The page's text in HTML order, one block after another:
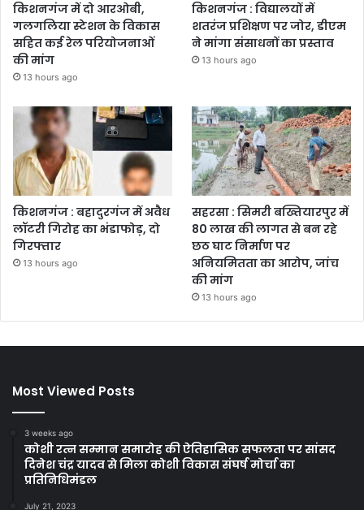
किशनगंज में दो आरओबी,
गलगलिया स्टेशन के विकास
सहित कई रेल परियोजनाओं
की मांग
13 hours ago
किशनगंज : विद्यालयों में
शतरंज प्रशिक्षण पर जोर, डीएम
ने मांगा संसाधनों का प्रस्ताव
13 hours ago
किशनगंज : बहादुरगंज में अवैध
लॉटरी गिरोह का भंडाफोड़, दो
गिरफ्तार
13 hours ago
सहरसा : सिमरी बख्तियारपुर में
80 लाख की लागत से बन रहे
छठ घाट निर्माण पर
अनियमितता का आरोप, जांच
की मांग
13 hours ago
Most Viewed Posts
3 weeks ago
कोशी रत्न सम्मान समारोह की ऐतिहासिक सफलता पर सांसद
दिनेश चंद्र यादव से मिला कोशी विकास संघर्ष मोर्चा का
प्रतिनिधिमंडल
July 21, 2023